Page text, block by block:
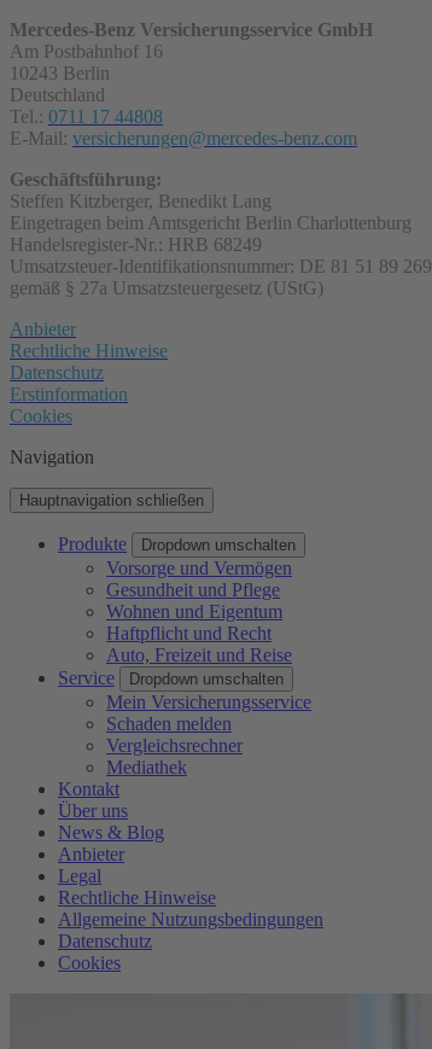
Mercedes-Benz Versicherungsservice GmbH
Am Postbahnhof 16
10243 Berlin
Deutschland
Tel.: 0711 17 44808
E-Mail: versicherungen@mercedes-benz.com
Geschäftsführung:
Steffen Kitzberger, Benedikt Lang
Eingetragen beim Amtsgericht Berlin Charlottenburg
Handelsregister-Nr.: HRB 68249
Umsatzsteuer-Identifikationsnummer: DE 81 51 89 269
gemäß § 27a Umsatzsteuergesetz (UStG)
Anbieter
Rechtliche Hinweise
Datenschutz
Erstinformation
Cookies
Navigation
Hauptnavigation schließen
Produkte Dropdown umschalten
Vorsorge und Vermögen
Gesundheit und Pflege
Wohnen und Eigentum
Haftpflicht und Recht
Auto, Freizeit und Reise
Service
Dropdown umschalten
Mein Versicherungsservice
Schaden melden
Vergleichsrechner
Mediathek
Kontakt
Über uns
News & Blog
Anbieter
Legal
Rechtliche Hinweise
Allgemeine Nutzungsbedingungen
Datenschutz
Cookies